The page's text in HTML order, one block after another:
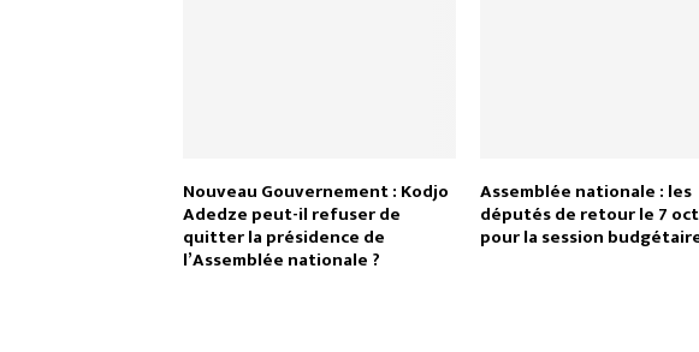
Nouveau Gouvernement : Kodjo
Adedze peut-il refuser de
quitter la présidence de
l’Assemblée nationale ?
Assemblée nationale : les
députés de retour le 7
pour la session